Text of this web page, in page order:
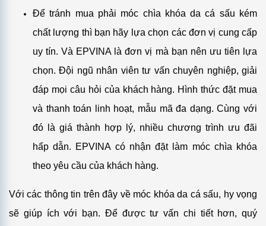
Để tránh mua phải móc chìa khóa da cá sấu kém
chất lượng thì bạn hãy lựa chọn các đơn vị cung cấp
uy tín. Và EPVINA là đơn vị mà bạn nên ưu tiên lựa
chọn. Đội ngũ nhân viên tư vấn chuyên nghiệp, giải
đáp mọi câu hỏi của khách hàng. Hình thức đặt mua
và thanh toán linh hoạt, mẫu mã đa dạng. Cùng với
đó là giá thành hợp lý, nhiều chương trình ưu đãi
hấp dẫn. EPVINA có nhận đặt làm móc chìa khóa
theo yêu cầu của khách hàng.
Với các thông tin trên đây về móc khóa da cá sấu, hy vọng
sẽ giúp ích với bạn. Để được tư vấn chi tiết hơn, quý